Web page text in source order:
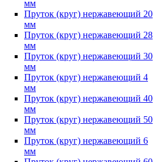
мм
Пруток (круг) нержавеющий 20
мм
Пруток (круг) нержавеющий 28
мм
Пруток (круг) нержавеющий 30
мм
Пруток (круг) нержавеющий 4
мм
Пруток (круг) нержавеющий 40
мм
Пруток (круг) нержавеющий 50
мм
Пруток (круг) нержавеющий 6
мм